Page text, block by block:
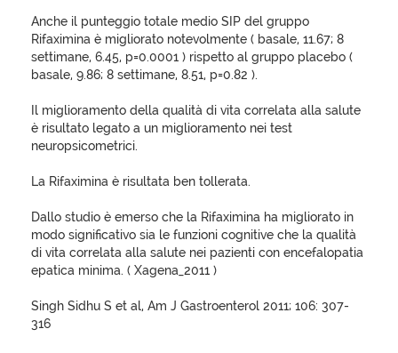
Anche il punteggio totale medio SIP del gruppo
Rifaximina è migliorato notevolmente ( basale, 11.67; 8
settimane, 6.45, p=0.0001 ) rispetto al gruppo placebo (
basale, 9.86; 8 settimane, 8.51, p=0.82 ).
Il miglioramento della qualità di vita correlata alla salute
è risultato legato a un miglioramento nei test
neuropsicometrici.
La Rifaximina è risultata ben tollerata.
Dallo studio è emerso che la Rifaximina ha migliorato in
modo significativo sia le funzioni cognitive che la qualità
di vita correlata alla salute nei pazienti con encefalopatia
epatica minima. ( Xagena_2011 )
Singh Sidhu S et al, Am J Gastroenterol 2011; 106: 307-
316